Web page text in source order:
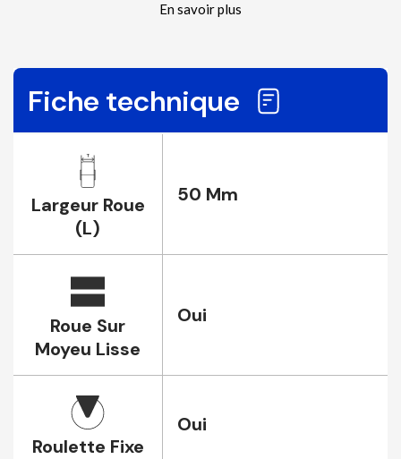
En savoir plus
Fiche technique
Largeur Roue
(L)
50 Mm
Roue Sur
Moyeu Lisse
Oui
Roulette Fixe
Oui